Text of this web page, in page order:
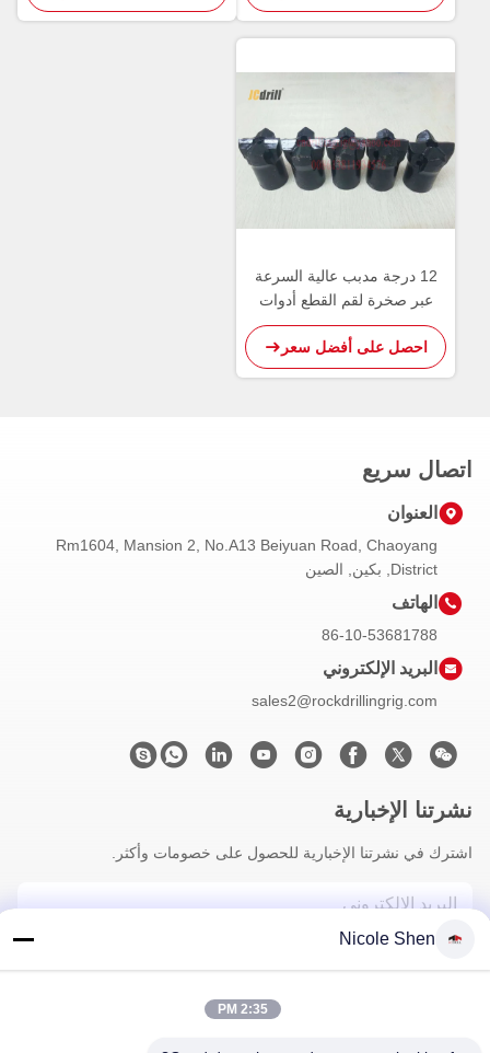
12 درجة مدبب عالية السرعة
عبر صخرة لقم القطع أدوات
القطع كربيد التنغستن
احصل على أفضل سعر
اتصال سريع
العنوان
Rm1604, Mansion 2, No.A13 Beiyuan Road, Chaoyang
District, بكين, الصين
الهاتف
86-10-53681788
البريد الإلكتروني
sales2@rockdrillingrig.com
نشرتنا الإخبارية
اشترك في نشرتنا الإخبارية للحصول على خصومات وأكثر.
Nicole Shen
2:35 PM